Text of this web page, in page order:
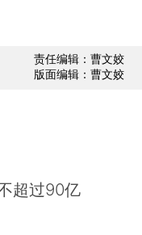
责任编辑：曹文姣
版面编辑：曹文姣
超过90亿